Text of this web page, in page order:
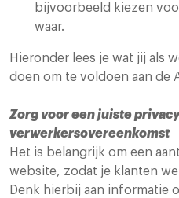
bijvoorbeeld kiezen
waar.
Hieronder lees je wat jij als
doen om te voldoen aan de
Zorg voor een juiste
verwerkersovereenkomst
Het is belangrijk om een
website, zodat je klanten
Denk hierbij aan informatie